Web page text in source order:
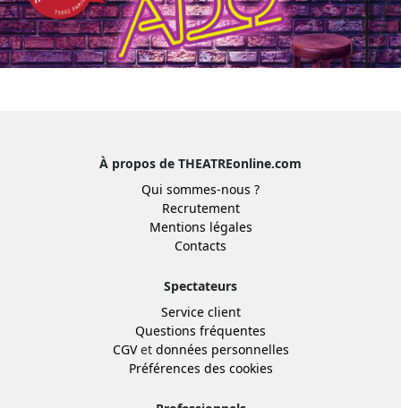
À propos de THEATREonline.com
Qui sommes-nous ?
Recrutement
Mentions légales
Contacts
Spectateurs
Service client
Questions fréquentes
CGVet données personnelles
Préférences des cookies